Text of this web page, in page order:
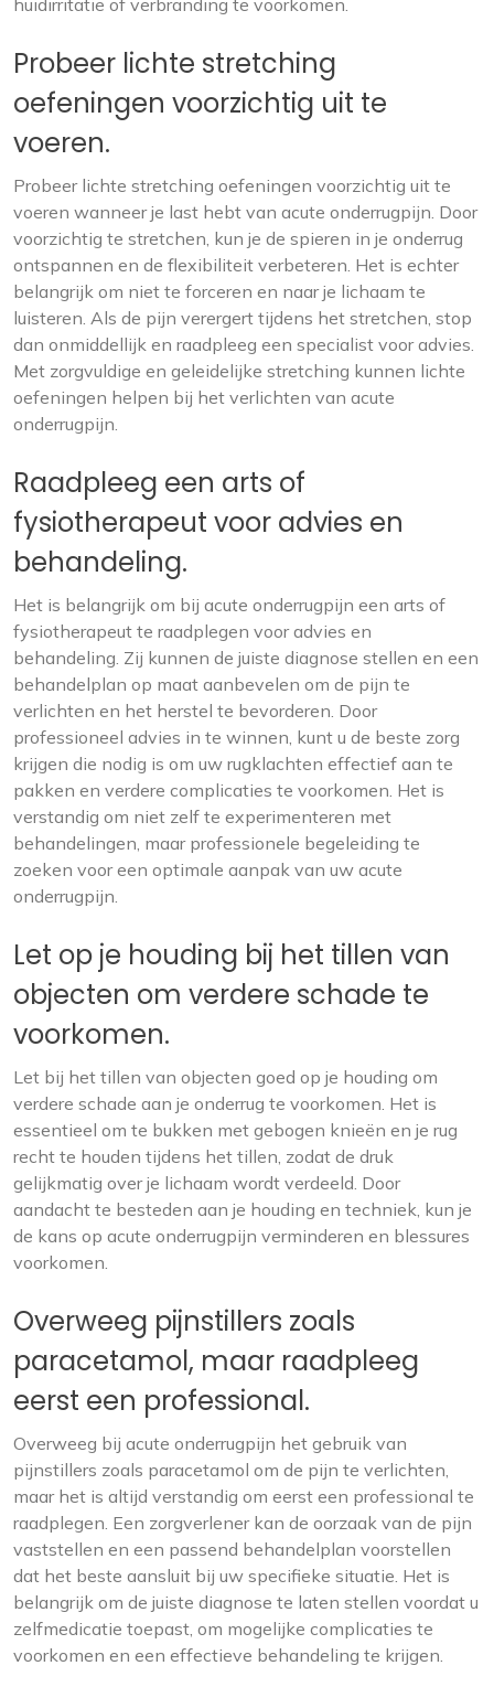
Probeer lichte stretching
oefeningen voorzichtig uit te
voeren.
Probeer lichte stretching oefeningen voorzichtig uit te
voeren wanneer je last hebt van acute onderrugpijn. Door
voorzichtig te stretchen, kun je de spieren in je onderrug
ontspannen en de flexibiliteit verbeteren. Het is echter
belangrijk om niet te forceren en naar je lichaam te
luisteren. Als de pijn verergert tijdens het stretchen, stop
dan onmiddellijk en raadpleeg een specialist voor advies.
Met zorgvuldige en geleidelijke stretching kunnen lichte
oefeningen helpen bij het verlichten van acute
onderrugpijn.
Raadpleeg een arts of
fysiotherapeut voor advies en
behandeling.
Het is belangrijk om bij acute onderrugpijn een arts of
fysiotherapeut te raadplegen voor advies en
behandeling. Zij kunnen de juiste diagnose stellen en een
behandelplan op maat aanbevelen om de pijn te
verlichten en het herstel te bevorderen. Door
professioneel advies in te winnen, kunt u de beste zorg
krijgen die nodig is om uw rugklachten effectief aan te
pakken en verdere complicaties te voorkomen. Het is
verstandig om niet zelf te experimenteren met
behandelingen, maar professionele begeleiding te
zoeken voor een optimale aanpak van uw acute
onderrugpijn.
Let op je houding bij het tillen van
objecten om verdere schade te
voorkomen.
Let bij het tillen van objecten goed op je houding om
verdere schade aan je onderrug te voorkomen. Het is
essentieel om te bukken met gebogen knieën en je rug
recht te houden tijdens het tillen, zodat de druk
gelijkmatig over je lichaam wordt verdeeld. Door
aandacht te besteden aan je houding en techniek, kun je
de kans op acute onderrugpijn verminderen en blessures
voorkomen.
Overweeg pijnstillers zoals
paracetamol, maar raadpleeg
eerst een professional.
Overweeg bij acute onderrugpijn het gebruik van
pijnstillers zoals paracetamol om de pijn te verlichten,
maar het is altijd verstandig om eerst een professional te
raadplegen. Een zorgverlener kan de oorzaak van de pijn
vaststellen en een passend behandelplan voorstellen
dat het beste aansluit bij uw specifieke situatie. Het is
belangrijk om de juiste diagnose te laten stellen voordat u
zelfmedicatie toepast, om mogelijke complicaties te
voorkomen en een effectieve behandeling te krijgen.